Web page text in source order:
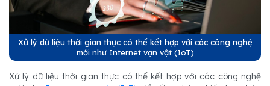
Xử lý dữ liệu thời gian thực có thể kết hợp với các công nghệ
mới như Internet vạn vật (IoT)
Xử lý dữ liệu thời gian thực có thể kết hợp với các công nghệ